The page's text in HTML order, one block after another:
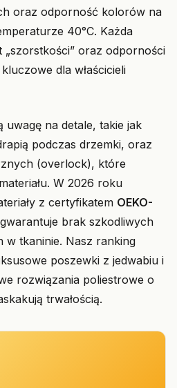
oraz odporność kolorów na
40°C. Każda
„szorstkości” oraz odporności
dla właścicieli
uwagę na detale, takie jak
podczas drzemki, oraz
(overlock), które
W 2026 roku
z certyfikatem OEKO-
brak szkodliwych
w tkaninie. Nasz ranking
poszewki z jedwabiu i
rozwiązania poliestrowe o
trwałością.